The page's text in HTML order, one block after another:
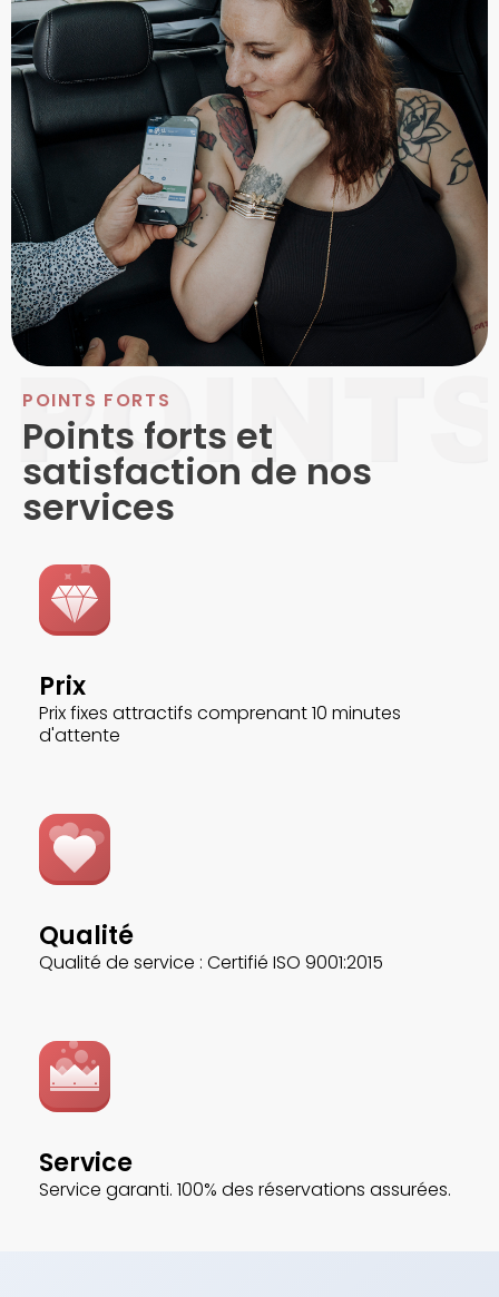
POINTS FORTS
Points forts et
satisfaction de nos
services
Prix
Prix fixes attractifs comprenant 10 minutes
d'attente
Qualité
Qualité de service : Certifié ISO 9001:2015
Service
Service garanti. 100% des réservations assurées.